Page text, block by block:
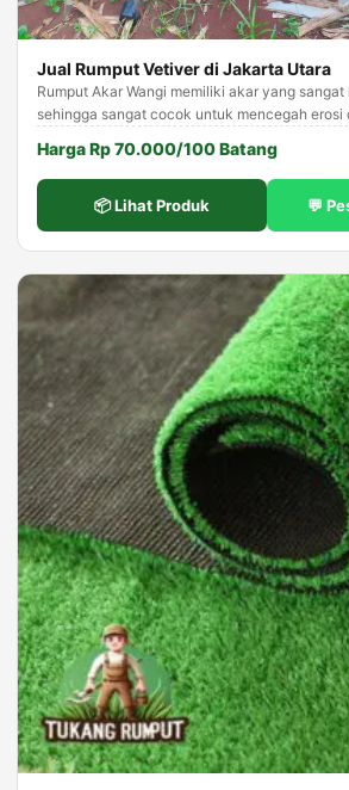
Jual Rumput Vetiver di Jakarta Utara
Rumput Akar Wangi memiliki akar yang
sehingga sangat cocok untuk mencegah erosi
Harga Rp 70.000/100 Batang
📦 Lihat Produk 💬